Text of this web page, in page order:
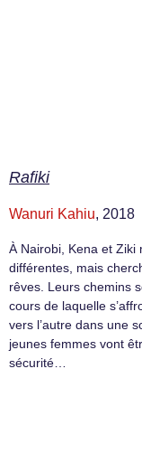
Rafiki
Wanuri Kahiu, 2018
À Nairobi, Kena et Ziki
différentes, mais
rêves. Leurs chemins
cours de laquelle
vers l’autre dans une
jeunes femmes vont
sécurité…